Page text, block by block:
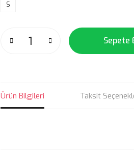
S
Sepete
Ürün Bilgileri Taksit